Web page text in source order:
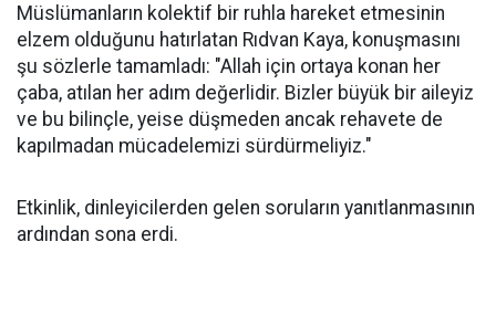
Müslümanların kolektif bir ruhla hareket etmesinin
elzem olduğunu hatırlatan Rıdvan Kaya, konuşmasını
şu sözlerle tamamladı: "Allah için ortaya konan her
çaba, atılan her adım değerlidir. Bizler büyük bir aileyiz
ve bu bilinçle, yeise düşmeden ancak rehavete de
kapılmadan mücadelemizi sürdürmeliyiz."
Etkinlik, dinleyicilerden gelen soruların yanıtlanmasının
ardından sona erdi.